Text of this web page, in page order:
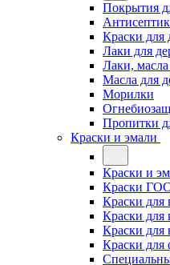
Покрытия
Краски для
Лаки для
Лаки, масла
Масла для
Морилки
Пропитки
Краски и эмали
Краски и
Краски
Краски для
Краски
Краски для
Краски для